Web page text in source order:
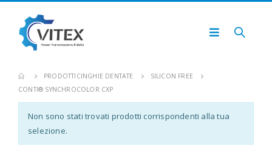
PRODOTTI CINGHIE DENTATE
SILICON FREE
CONTI® SYNCHROCOLOR CXP
Non sono stati trovati prodotti corrispondenti alla tua
selezione.